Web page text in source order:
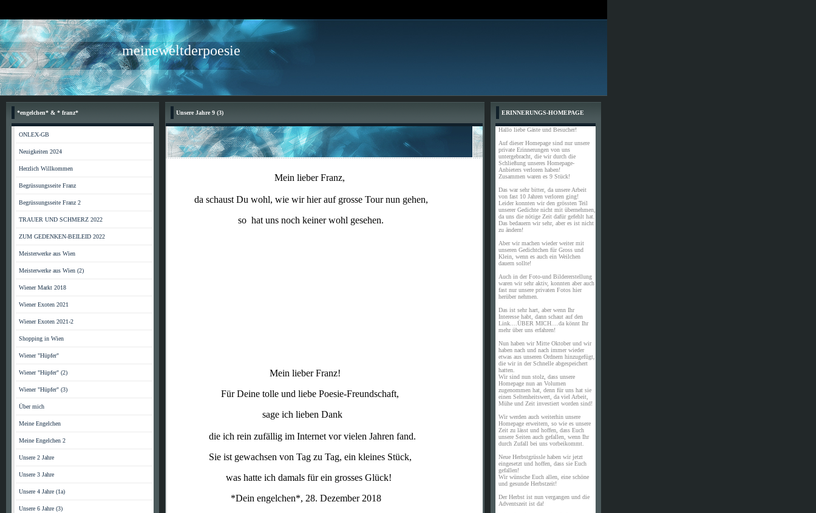
meineweltderpoesie
*engelchen* & * franz*
ONLEX-GB
Neuigkeiten 2024
Herzlich Willkommen
Begrüssungsseite Franz
Begrüssungsseite Franz 2
TRAUER UND SCHMERZ 2022
ZUM GEDENKEN-BEILEID 2022
Meisterwerke aus Wien
Meisterwerke aus Wien (2)
Wiener Markt 2018
Wiener Exoten 2021
Wiener Exoten 2021-2
Shopping in Wien
Wiener "Hüpfer"
Wiener "Hüpfer" (2)
Wiener "Hüpfer" (3)
Über mich
Meine Engelchen
Meine Engelchen 2
Unsere 2 Jahre
Unsere 3 Jahre
Unsere 4 Jahre (1a)
Unsere 6 Jahre (3)
Unsere Jahre 9 (3)
Mein lieber Franz,
da schaust Du wohl, wie wir hier auf grosse Tour nun gehen,
so hat uns noch keiner wohl gesehen.
Mein lieber Franz!
Für Deine tolle und liebe Poesie-Freundschaft,
sage ich lieben Dank
die ich rein zufällig im Internet vor vielen Jahren fand.
Sie ist gewachsen von Tag zu Tag, ein kleines Stück,
was hatte ich damals für ein grosses Glück!
*Dein engelchen*, 28. Dezember 2018
ERINNERUNGS-HOMEPAGE
Hallo liebe Gäste und Besucher!
Auf dieser Homepage sind nur unsere
private Erinnerungen von uns
untergebracht, die wir durch die
Schließung unseres Homepage-
Anbieters verloren haben!
Zusammen waren es 9 Stück!
Das war sehr bitter, da unsere Arbeit
von fast 10 Jahren verloren ging!
Leider konnten wir den grössten Teil
unserer Gedichte nicht mit übernehmen,
da uns die nötige Zeit dafür gefehlt hat.
Das bedauern wir sehr, aber es ist nicht
zu ändern!
Aber wir machen wieder weiter mit
unseren Gedichtchen für Gross und
Klein, wenn es auch ein Weilchen
dauern sollte!
Auch in der Foto-und Bildererstellung
waren wir sehr aktiv, konnten aber auch
fast nur unsere privaten Fotos hier
herüber nehmen.
Das ist sehr hart, aber wenn Ihr
Interesse habt, dann schaut auf den
Link....ÜBER MICH....da könnt Ihr
mehr über uns erfahren!
Nun haben wir Mitte Oktober und wir
haben nach und nach immer wieder
etwas aus unseren Ordnern hinzugefügt,
die wir in der Schnelle abgespeichert
hatten.
Wir sind nun stolz, dass unsere
Homepage nun an Volumen
zugenommen hat, denn für uns hat sie
einen Seltenheitswert, da viel Arbeit,
Mühe und Zeit investiert worden sind!
Wir werden auch weiterhin unsere
Homepage erweitern, so wie es unsere
Zeit zu lässt und hoffen, dass Euch
unsere Seiten auch gefallen, wenn Ihr
durch Zufall bei uns vorbeikommt.
Neue Herbstgrüssle haben wir jetzt
eingesetzt und hoffen, dass sie Euch
gefallen!
Wir wünsche Euch allen, eine schöne
und gesunde Herbstzeit!
Der Herbst ist nun vergangen und die
Adventszeit ist da!